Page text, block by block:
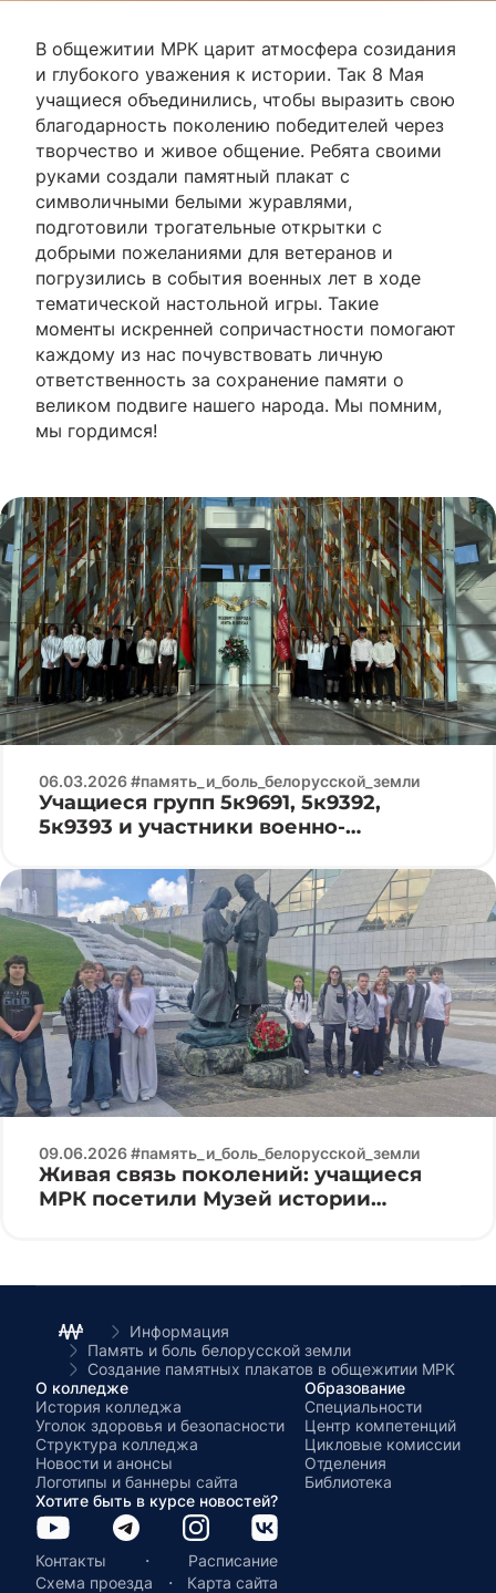
В общежитии МРК царит атмосфера созидания
и глубокого уважения к истории. Так 8 Мая
учащиеся объединились, чтобы выразить свою
благодарность поколению победителей через
творчество и живое общение. Ребята своими
руками создали памятный плакат с
символичными белыми журавлями,
подготовили трогательные открытки с
добрыми пожеланиями для ветеранов и
погрузились в события военных лет в ходе
тематической настольной игры. Такие
моменты искренней сопричастности помогают
каждому из нас почувствовать личную
ответственность за сохранение памяти о
великом подвиге нашего народа. Мы помним,
мы гордимся!
06.03.2026 #память_и_боль_белорусской_земли
Учащиеся групп 5к9691, 5к9392,
5к9393 и участники военно-
посетили Белорусский
государственный музей истории
Великой Отечественной войны
09.06.2026 #память_и_боль_белорусской_земли
Живая связь поколений: учащиеся
МРК посетили Музей истории
Информация
Память и боль белорусской земли
Создание памятных плакатов в общежитии МРК
О колледже
История колледжа
Уголок здоровья и безопасности
Структура колледжа
Новости и анонсы
Логотипы и баннеры сайта
Образование
Специальности
Центр компетенций
Цикловые комиссии
Отделения
Библиотека
Хотите быть в курсе новостей?
Контакты ·
Расписание
Схема проезда
· Карта сайта